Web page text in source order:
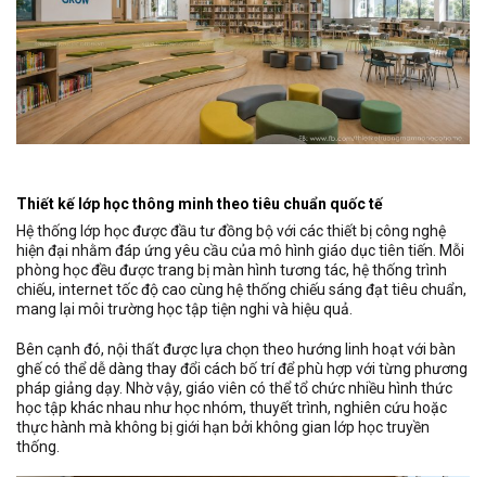
Thiết kế lớp học thông minh theo tiêu chuẩn quốc tế
Hệ thống lớp học được đầu tư đồng bộ với các thiết bị công nghệ
hiện đại nhằm đáp ứng yêu cầu của mô hình giáo dục tiên tiến. Mỗi
phòng học đều được trang bị màn hình tương tác, hệ thống trình
chiếu, internet tốc độ cao cùng hệ thống chiếu sáng đạt tiêu chuẩn,
mang lại môi trường học tập tiện nghi và hiệu quả.
Bên cạnh đó, nội thất được lựa chọn theo hướng linh hoạt với bàn
ghế có thể dễ dàng thay đổi cách bố trí để phù hợp với từng phương
pháp giảng dạy. Nhờ vậy, giáo viên có thể tổ chức nhiều hình thức
học tập khác nhau như học nhóm, thuyết trình, nghiên cứu hoặc
thực hành mà không bị giới hạn bởi không gian lớp học truyền
thống.